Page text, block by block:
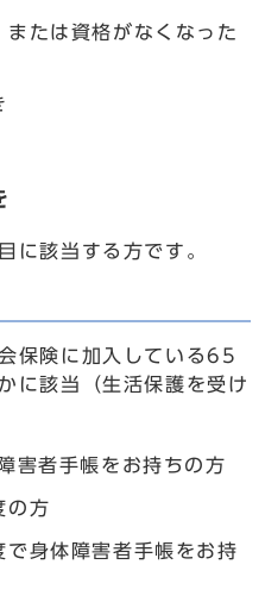
たは資格がなくなった
に該当する方です。
保険に加入している65
に該当（生活保護を受け
害者手帳をお持ちの方
の方
身体障害者手帳をお持